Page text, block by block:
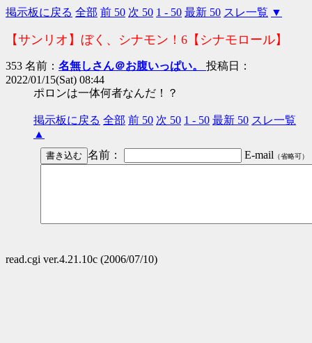
掲示板に戻る 全部 前 50 次 50 1 - 50 最新 50 スレ一覧 ▼
【サンリオ】ぼく、シナモン！6【シナモロール】
353 名前： 名無しさん＠お腹いっぱい。 投稿日：
2022/01/15(Sat) 08:44
ポロンは一体何者なんだ！？
掲示板に戻る 全部 前 50 次 50 1 - 50 最新 50 スレ一覧
▲
名前：
E-mail （省略可）
read.cgi ver.4.21.10c (2006/07/10)